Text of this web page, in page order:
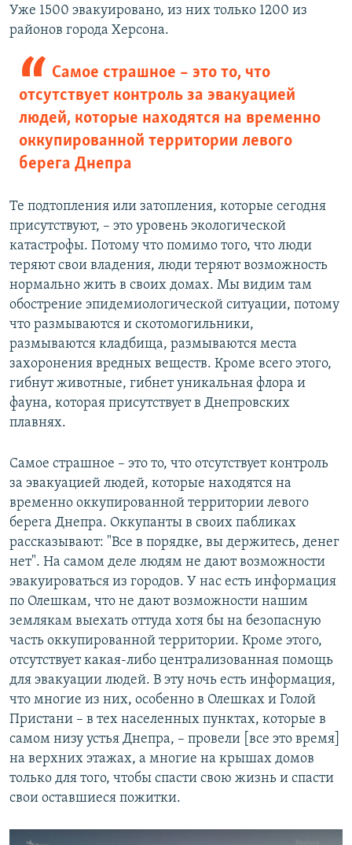
Уже 1500 эвакуировано, из них только 1200 из
районов города Херсона.
Самое страшное – это то, что
отсутствует контроль за эвакуацией
людей, которые находятся на временно
оккупированной территории левого
берега Днепра
Те подтопления или затопления, которые сегодня
присутствуют, – это уровень экологической
катастрофы. Потому что помимо того, что люди
теряют свои владения, люди теряют возможность
нормально жить в своих домах. Мы видим там
обострение эпидемиологической ситуации, потому
что размываются и скотомогильники,
размываются кладбища, размываются места
захоронения вредных веществ. Кроме всего этого,
гибнут животные, гибнет уникальная флора и
фауна, которая присутствует в Днепровских
плавнях.
Самое страшное – это то, что отсутствует контроль
за эвакуацией людей, которые находятся на
временно оккупированной территории левого
берега Днепра. Оккупанты в своих пабликах
рассказывают: "Все в порядке, вы держитесь, денег
нет". На самом деле людям не дают возможности
эвакуироваться из городов. У нас есть информация
по Олешкам, что не дают возможности нашим
землякам выехать оттуда хотя бы на безопасную
часть оккупированной территории. Кроме этого,
отсутствует какая-либо централизованная помощь
для эвакуации людей. В эту ночь есть информация,
что многие из них, особенно в Олешках и Голой
Пристани – в тех населенных пунктах, которые в
самом низу устья Днепра, – провели [все это время]
на верхних этажах, а многие на крышах домов
только для того, чтобы спасти свою жизнь и спасти
свои оставшиеся пожитки.